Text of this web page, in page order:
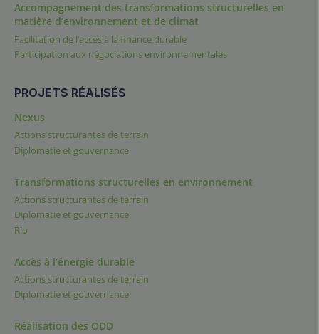
Accompagnement des transformations structurelles en
matière d’environnement et de climat
Facilitation de l’accès à la finance durable
Participation aux négociations environnementales
PROJETS RÉALISÉS
Nexus
Actions structurantes de terrain
Diplomatie et gouvernance
Transformations structurelles en environnement
Actions structurantes de terrain
Diplomatie et gouvernance
Rio
Accès à l’énergie durable
Actions structurantes de terrain
Diplomatie et gouvernance
Réalisation des ODD